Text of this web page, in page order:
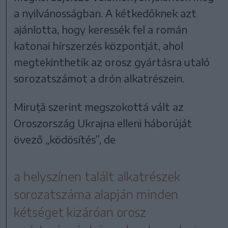
a nyilvánosságban. A kétkedőknek azt
ajánlotta, hogy keressék fel a román
katonai hírszerzés központját, ahol
megtekinthetik az orosz gyártásra utaló
sorozatszámot a drón alkatrészein.
Miruță szerint megszokottá vált az
Oroszország Ukrajna elleni háborúját
övező „ködösítés”, de
a helyszínen talált alkatrészek
sorozatszáma alapján minden
kétséget kizáróan orosz